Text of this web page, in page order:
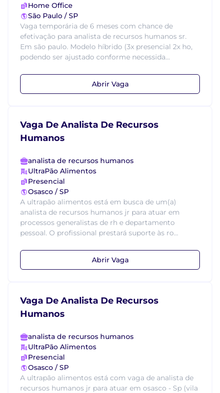
Home Office
São Paulo / SP
Vaga temporária de 6 meses com chance de
efetivação para analista de recursos humanos sr.
Em são paulo. Modelo híbrido (3x presencial 2x ho,
podendo ser ajustado conforme necessida...
Abrir Vaga
Vaga De Analista De Recursos
Humanos
analista de recursos humanos
UltraPão Alimentos
Presencial
Osasco / SP
A ultrapão alimentos está em busca de um(a)
analista de recursos humanos jr para atuar em
processos generalistas de rh e departamento
pessoal. O profissional prestará suporte às ro...
Abrir Vaga
Vaga De Analista De Recursos
Humanos
analista de recursos humanos
UltraPão Alimentos
Presencial
Osasco / SP
A ultrapão alimentos está com vaga de analista de
recursos humanos jr para atuar em osasco - Sp (vila